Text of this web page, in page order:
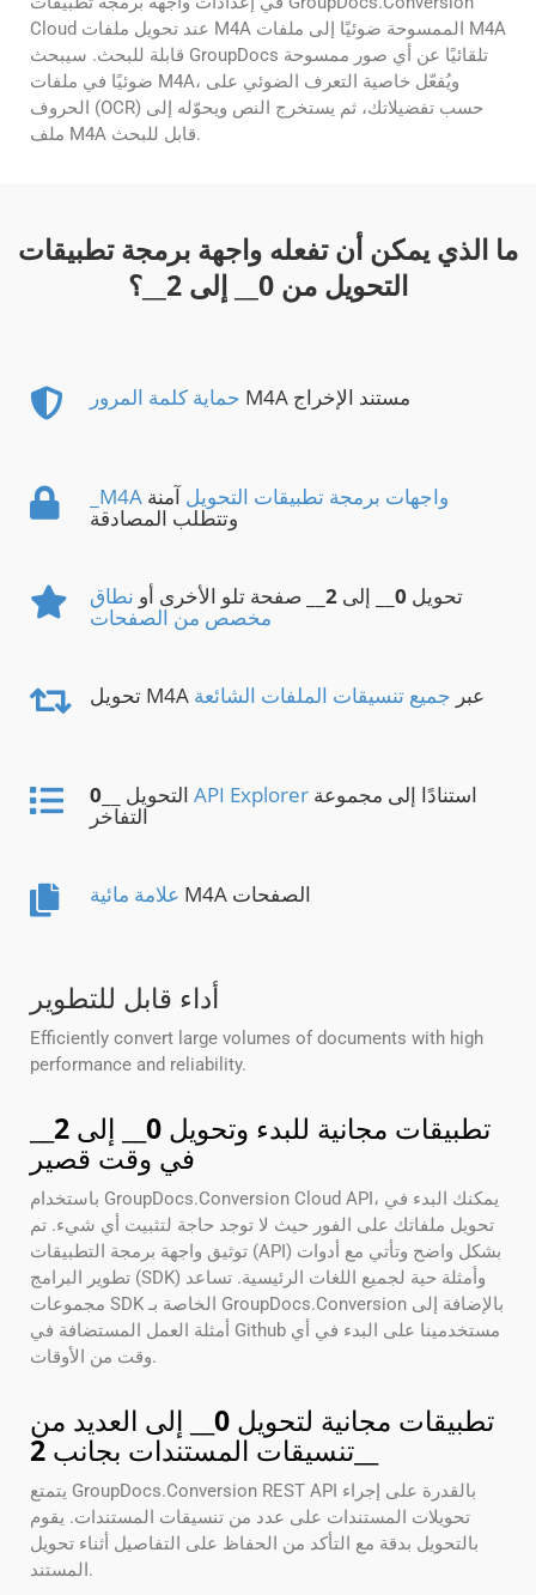
Cloud عند تحويل ملفات M4A الممسوحة ضوئيًا إلى ملفات M4A
قابلة للبحث. سيبحث GroupDocs تلقائيًا عن أي صور ممسوحة
ضوئيًا في ملفات M4A، ويُفعّل خاصية التعرف الضوئي على
الحروف (OCR) حسب تفضيلاتك، ثم يستخرج النص ويحوّله إلى
ملف M4A قابل للبحث.
ما الذي يمكن أن تفعله واجهة برمجة تطبيقات
التحويل من 0 __ إلى 2 __؟
حماية كلمة المرور M4A مستند الإخراج
_M4A واجهات برمجة تطبيقات التحويل آمنة
وتتطلب المصادقة
تحويل 0 __ إلى 2 __ صفحة تلو الأخرى أو نطاق
مخصص من الصفحات
تحويل M4A عبر جميع تنسيقات الملفات الشائعة
0 API Explorer
التفاخر
علامة مائية M4A الصفحات
أداء قابل للتطوير
Efficiently convert large volumes of documents with high
performance and reliability.
تطبيقات مجانية للبدء وتحويل 0 __ إلى 2
في وقت قصير
باستخدام GroupDocs.Conversion Cloud API، يمكنك البدء في
تحويل ملفاتك على الفور حيث لا توجد حاجة لتثبيت أي شيء. تم
توثيق واجهة برمجة التطبيقات (API) بشكل واضح وتأتي مع أدوات
تطوير البرامج (SDK) وأمثلة حية لجميع اللغات الرئيسية. تساعد
مجموعات SDK الخاصة بـ GroupDocs.Conversion بالإضافة إلى
أمثلة العمل المستضافة في Github مستخدمينا على البدء في أي
وقت من الأوقات.
تطبيقات مجانية لتحويل 0 __ إلى العديد من
تنسيقات المستندات بجانب 2
يتمتع GroupDocs.Conversion REST API بالقدرة على إجراء
تحويلات المستندات على عدد من تنسيقات المستندات. يقوم
بالتحويل بدقة مع التأكد من الحفاظ على التفاصيل أثناء تحويل
المستند.